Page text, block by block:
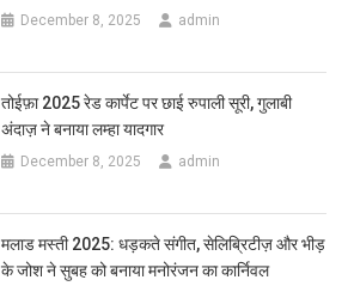
December 8, 2025 admin
तोईफ़ा 2025 रेड कार्पेट पर छाई रुपाली सूरी, गुलाबी
अंदाज़ ने बनाया लम्हा यादगार
December 8, 2025 admin
मलाड मस्ती 2025: धड़कते संगीत, सेलिब्रिटीज़ और भीड़
के जोश ने सुबह को बनाया मनोरंजन का कार्निवल